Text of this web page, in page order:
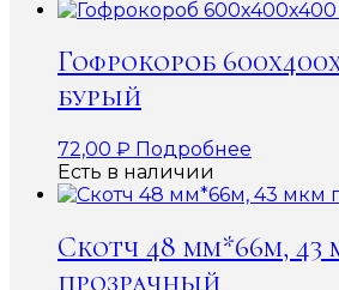
Гофрокороб
бурый
72,00 ₽ Подробнее
Есть в наличии
Скотч 48 мм*66м, 43
прозрачный